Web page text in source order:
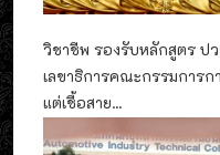
วิชาชีพ รองรับหลักสูตร ป
เลขาธิการคณะกรรมการก
แต่เชื้อสาย...